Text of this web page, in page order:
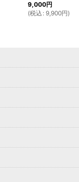
9,000円
(税込 : 9,900円)